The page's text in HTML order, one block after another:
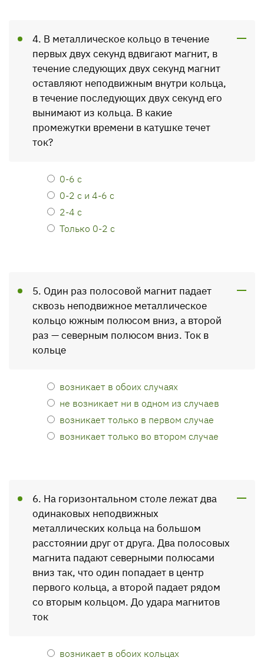
4. В металлическое кольцо в течение
первых двух секунд вдвигают магнит, в
течение следующих двух секунд магнит
оставляют неподвижным внутри кольца,
в течение последующих двух секунд его
вынимают из кольца. В какие
промежутки времени в катушке течет
ток?
0-6 с
0-2 с и 4-6 с
2-4 с
Только 0-2 с
5. Один раз полосовой магнит падает
сквозь неподвижное металлическое
кольцо южным полюсом вниз, а второй
раз — северным полюсом вниз. Ток в
кольце
возникает в обоих случаях
не возникает ни в одном из случаев
возникает только в первом случае
возникает только во втором случае
6. На горизонтальном столе лежат два
одинаковых неподвижных
металлических кольца на большом
расстоянии друг от друга. Два полосовых
магнита падают северными полюсами
вниз так, что один попадает в центр
первого кольца, а второй падает рядом
со вторым кольцом. До удара магнитов
ток
возникает в обоих кольцах